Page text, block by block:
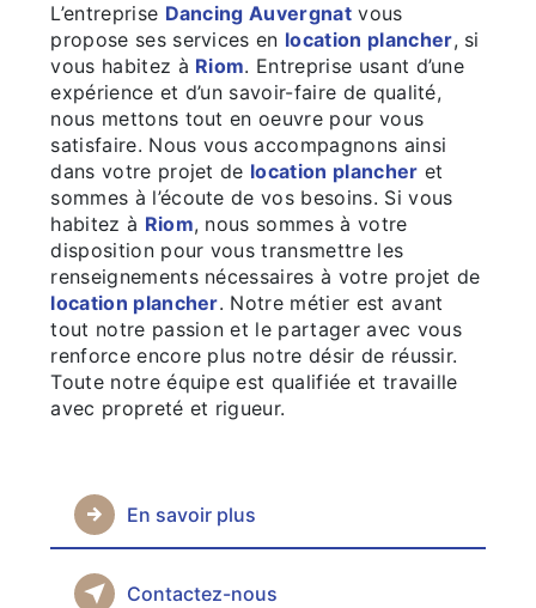
L’entreprise Dancing Auvergnatvous
propose ses services en location plancher, si
vous habitez à Riom. Entreprise usant d’une
expérience et d’un savoir-faire de qualité,
nous mettons tout en oeuvre pour vous
satisfaire. Nous vous accompagnons ainsi
dans votre projet de location plancher et
sommes à l’écoute de vos besoins. Si vous
habitez à Riom, nous sommes à votre
disposition pour vous transmettre les
renseignements nécessaires à votre projet de
location plancher. Notre métier est avant
tout notre passion et le partager avec vous
renforce encore plus notre désir de réussir.
Toute notre équipe est qualifiée et travaille
avec propreté et rigueur.
En savoir plus
Contactez-nous